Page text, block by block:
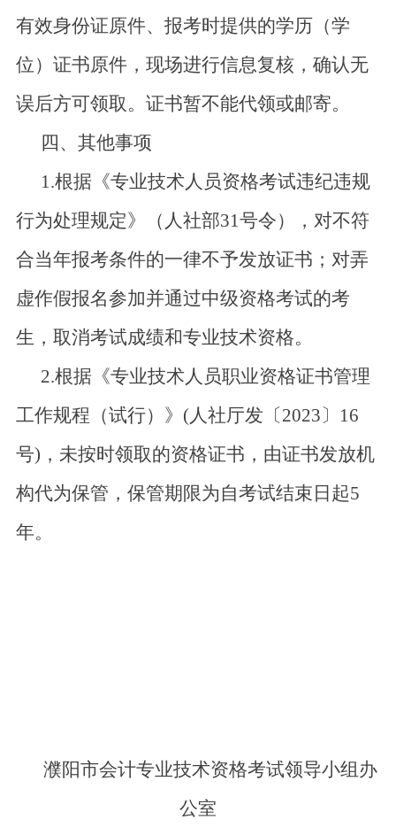
有效身份证原件、报考时提供的学历（学
位）证书原件，现场进行信息复核，确认无
误后方可领取。证书暂不能代领或邮寄。
四、其他事项
1.根据《专业技术人员资格考试违纪违规
行为处理规定》（人社部31号令），对不符
合当年报考条件的一律不予发放证书；对弄
虚作假报名参加并通过中级资格考试的考
生，取消考试成绩和专业技术资格。
2.根据《专业技术人员职业资格证书管理
工作规程（试行）》 (人社厅发〔2023〕16
号)，未按时领取的资格证书，由证书发放机
构代为保管，保管期限为自考试结束日起5
年。
濮阳市会计专业技术资格考试领导小组办
公室